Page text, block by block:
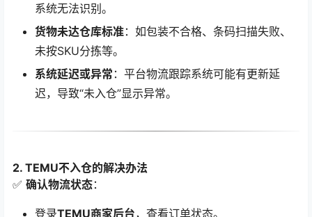
系统无法识别。
货物未达仓库标准：如包装不合格、条码扫描失败、
未按SKU分拣等。
系统延迟或异常 ：平台物流跟踪系统可能有更新延
迟，导致“未入仓”显示异常。
2. TEMU不入仓的解决办法
✅ 确认物流状态：
登录TEMU商家后台，查看订单状态。